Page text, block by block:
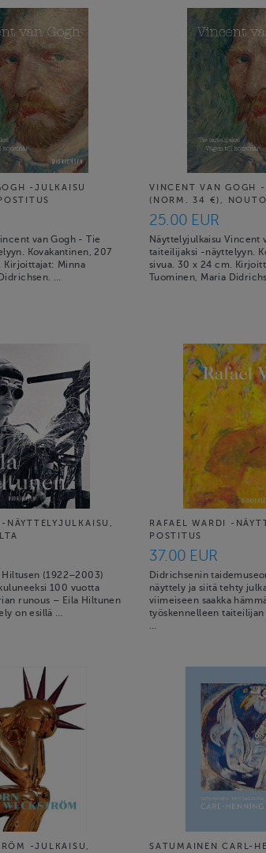
-JULKAISU
van Gogh - Tie
Kovakantinen, 207
Kirjoittajat: Minna
…
VINCENT VAN GOGH
(NORM. 34 €),
25.00 EUR
Näyttelyjulkaisu Vincent
taiteilijaksi -näyttelyyn.
sivua. 30 x 24 cm.
Tuominen, Maria
NÄYTTELYJULKAISU,
Hiltusen (1922–2003)
100 vuotta
runous – Eila Hiltunen
on esillä …
RAFAEL WARDI -
POSTITUS
37.00 EUR
Didrichsenin
näyttely ja siitä tehty
viimeiseen saakka
työskennelleen
…
-JULKAISU,
SATUMAINEN CARL-